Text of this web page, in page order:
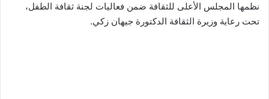
نظمها المجلس الأعلى للثقافة ضمن فعاليات لجنة ثقافة الطفل،
تحت رعاية وزيرة الثقافة الدكتورة جيهان زكي.